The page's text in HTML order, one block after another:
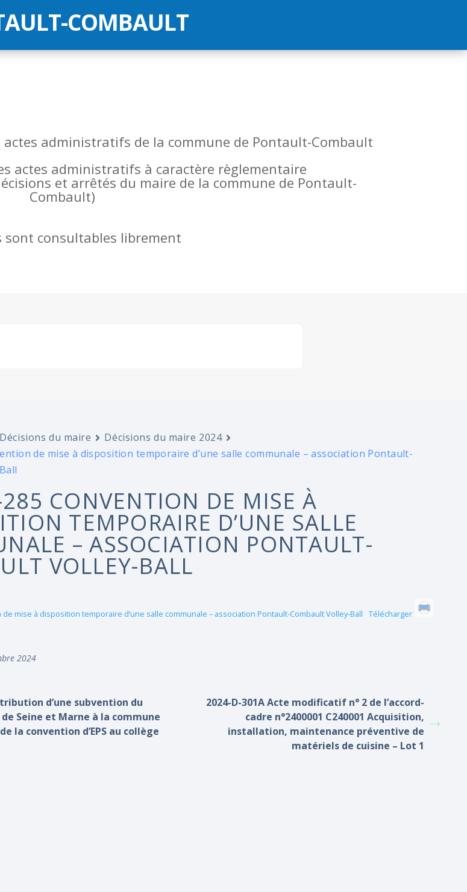
COMBAULT
administratifs de la commune de Pontault-Combault
actes administratifs à caractère règlementaire
et arrêtés du maire de la commune de Pontault-
Combault)
sont consultables librement
Décisions du maire
Décisions du maire 2024
de mise à disposition temporaire d’une salle communale – association Pontault-
CONVENTION DE MISE À
TEMPORAIRE D’UNE SALLE
– ASSOCIATION PONTAULT-
VOLLEY-BALL
de mise à disposition temporaire d’une salle communale – association Pontault-Combault Volley-Ball Télécharger
2024
d’une subvention du
Seine et Marne à la commune
la convention d’EPS au collège
2024-D-301A Acte modificatif n° 2 de l’accord-
cadre n°2400001 C240001 Acquisition,
installation, maintenance préventive de
matériels de cuisine – Lot 1